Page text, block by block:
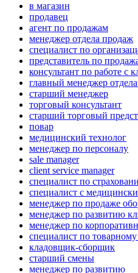
в магазин
продавец
агент по продажам
менеджер отдела продаж
специалист по
представитель по
консультант по работе с
главный менеджер
старший менеджер
торговый консультант
старший торговый
повар
медицинский технолог
менеджер по персоналу
sale manager
client service manager
специалист по
специалист с
менеджер по продаже
менеджер по развитию
менеджер по
специалист по товарному
кладовщик-сборщик
старший смены
менеджер по развитию